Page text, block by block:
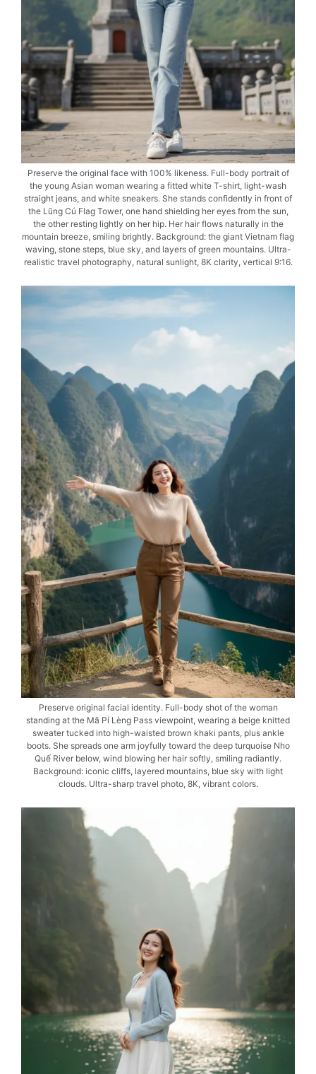
Preserve the original face with 100% likeness. Full-body portrait of
the young Asian woman wearing a fitted white T-shirt, light-wash
straight jeans, and white sneakers. She stands confidently in front of
the Lũng Cú Flag Tower, one hand shielding her eyes from the sun,
the other resting lightly on her hip. Her hair flows naturally in the
mountain breeze, smiling brightly. Background: the giant Vietnam flag
waving, stone steps, blue sky, and layers of green mountains. Ultra-
realistic travel photography, natural sunlight, 8K clarity, vertical 9:16.
Preserve original facial identity. Full-body shot of the woman
standing at the Mã Pí Lèng Pass viewpoint, wearing a beige knitted
sweater tucked into high-waisted brown khaki pants, plus ankle
boots. She spreads one arm joyfully toward the deep turquoise Nho
Quế River below, wind blowing her hair softly, smiling radiantly.
Background: iconic cliffs, layered mountains, blue sky with light
clouds. Ultra-sharp travel photo, 8K, vibrant colors.